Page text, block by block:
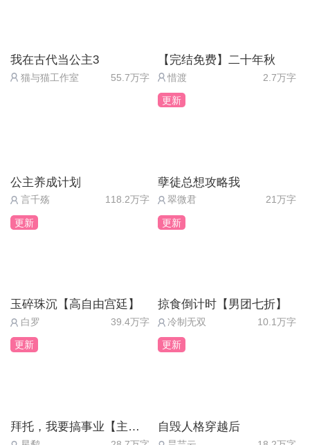
级无任何加成。有些bug我忘了。
最后希望作品继续做大做强，也希望我的见解对大家
有帮助，以上看法仅个人观点，大家可以继续完善或
我在古代当公主3
猫与猫工作室 55.7万字
【完结免费】二十年秋
惜渡 2.7万字
公主养成计划
言千殇 118.2万字
更新
孽徒总想攻略我
翠微君 21万字
更新
玉碎珠沉【高自由宫廷】
白罗 39.4万字
更新
掠食倒计时【男团七折】
冷制无双 10.1万字
更新
拜托，我要搞事业【主线免费】
更新
自毁人格穿越后